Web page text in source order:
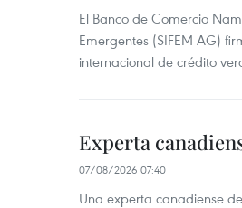
El Banco de Comercio
Emergentes (SIFEM AG)
internacional de crédito
Experta
07/08/2026 07:40
Una experta canadiense